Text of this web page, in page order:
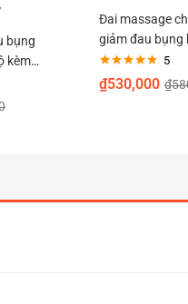
bụng
kèm
tiện
Đai massage
giảm đau bụng
cho phụ nữ đến
Được xếp
hạng4.805
5
₫530,000 ₫